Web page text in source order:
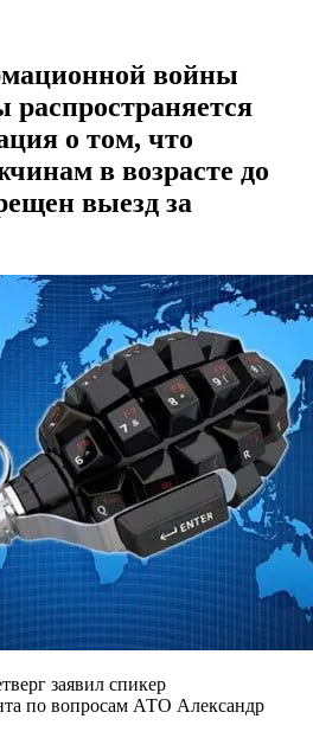
войны
о том, что
в возрасте до
выезд за
заявил спикер
по вопросам АТО Александр